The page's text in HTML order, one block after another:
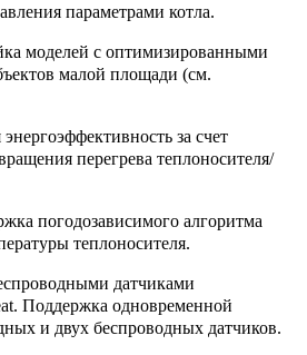
параметрами котла.
моделей с оптимизированными
малой площади (см.
за счет
перегрева теплоносителя/
погодозависимого алгоритма
теплоносителя.
датчиками
Поддержка одновременной
и двух беспроводных датчиков.